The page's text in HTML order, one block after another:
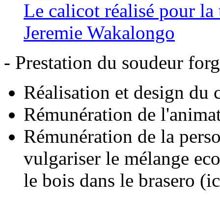
Le calicot réalisé pour
Jeremie Wakalongo
- Prestation du soudeur
Réalisation et design du
Rémunération de
Rémunération de la
vulgariser le mélange
le bois dans le brasero